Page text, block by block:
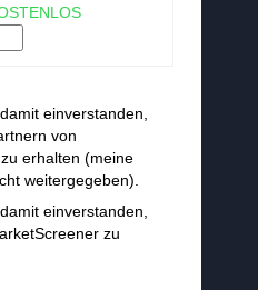
einverstanden,
von
erhalten (meine
weitergegeben).
einverstanden,
zu